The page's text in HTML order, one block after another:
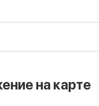
на карте